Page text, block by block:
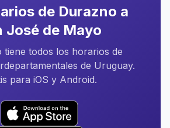
de Durazno a
José de Mayo
tiene todos los horarios de
de Uruguay.
para iOS y Android.